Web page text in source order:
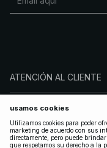
ATENCIÓN AL CLIENTE
SOBRE NA-KD
SÍGUENOS